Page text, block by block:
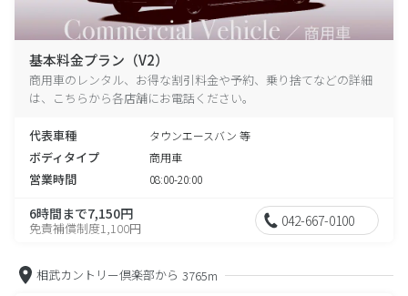
基本料金プラン（V2）
商用車のレンタル、お得な割引料金や予約、乗り捨てなどの詳細
は、こちらから各店舗にお電話ください。
代表車種 タウンエースバン 等
ボディタイプ 商用車
営業時間 08:00-20:00
6時間まで7,150円
免責補償制度1,100円 042-667-0100
相武カントリー倶楽部から 3765m